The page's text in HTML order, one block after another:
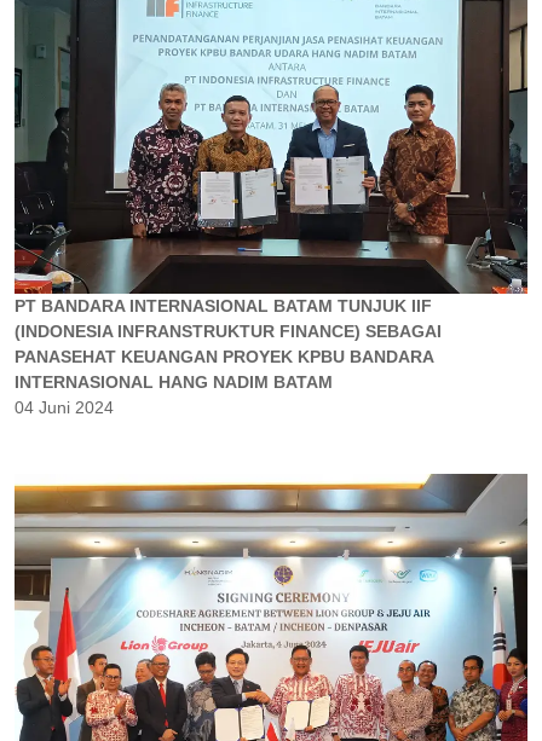
PT BANDARA INTERNASIONAL BATAM TUNJUK IIF
(INDONESIA INFRANSTRUKTUR FINANCE) SEBAGAI
PANASEHAT KEUANGAN PROYEK KPBU BANDARA
INTERNASIONAL HANG NADIM BATAM
04 Juni 2024